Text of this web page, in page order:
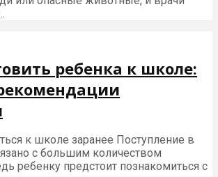
ребенка к школе:
к школе заранее Поступление в
с большим количеством
ребенку предстоит познакомиться с